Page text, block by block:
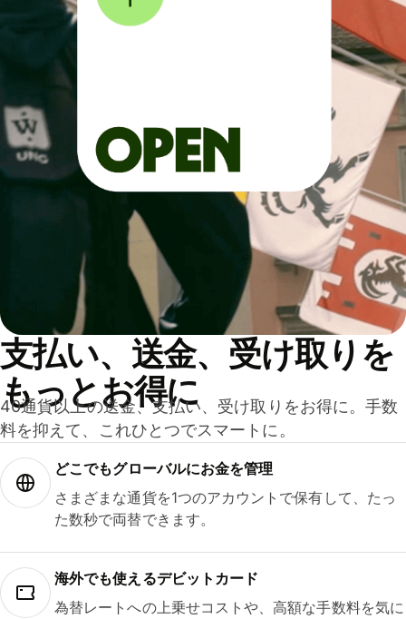
支払い、送金、受け取りを
もっとお得に
40通貨以上の送金、支払い、受け取りをお得に。手数
料を抑えて、これひとつでスマートに。
どこでもグ⁠ロ⁠ー⁠バ⁠ルにお金を管理
さまざまな通貨を1つのアカウントで保有して、たっ
た数秒で両替できます。
海外でも使えるデビットカード
為替レートへの上乗せコストや、高額な手数料を気に